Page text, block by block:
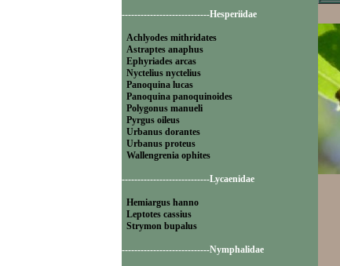
----------------------------Hesperiidae
Achlyodes mithridates
Astraptes anaphus
Ephyriades arcas
Nyctelius nyctelius
Panoquina lucas
Panoquina panoquinoides
Polygonus manueli
Pyrgus oileus
Urbanus dorantes
Urbanus proteus
Wallengrenia ophites
----------------------------Lycaenidae
Hemiargus hanno
Leptotes cassius
Strymon bupalus
----------------------------Nymphalidae